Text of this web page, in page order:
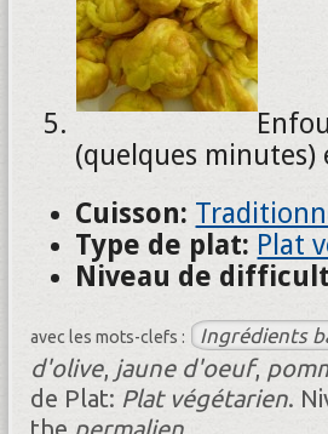
(quelques
Cuisson:
Type de plat: Plat
Niveau de
avec les mots-clefs : Ingrédients
d'olive, jaune d'oeuf,
de Plat: Plat végétarien.